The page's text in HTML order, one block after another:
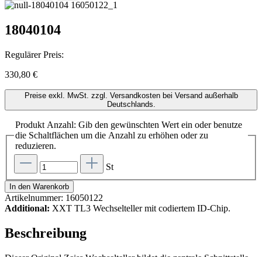
18040104
Regulärer Preis:
330,80 €
Preise exkl. MwSt. zzgl. Versandkosten bei Versand außerhalb
Deutschlands.
Produkt Anzahl: Gib den gewünschten Wert ein oder benutze
die Schaltflächen um die Anzahl zu erhöhen oder zu
reduzieren.
St
In den Warenkorb
Artikelnummer: 16050122
Additional: XXT TL3 Wechselteller mit codiertem ID-Chip.
Beschreibung